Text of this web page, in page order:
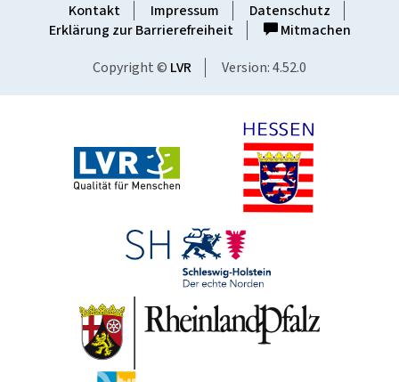
Kontakt Impressum
Datenschutz
Erklärung zur Barrierefreiheit
Mitmachen
Copyright © LVR Version: 4.52.0